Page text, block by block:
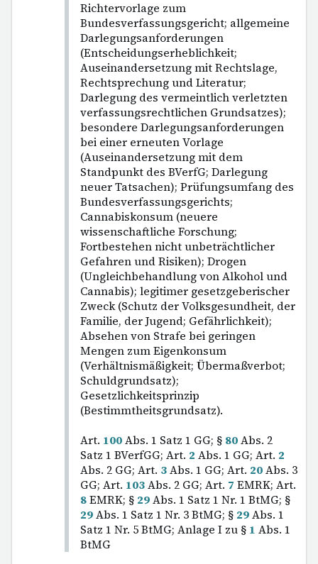
Richtervorlage zum
Bundesverfassungsgericht; allgemeine
Darlegungsanforderungen
(Entscheidungserheblichkeit;
Auseinandersetzung mit Rechtslage,
Rechtsprechung und Literatur;
Darlegung des vermeintlich verletzten
verfassungsrechtlichen Grundsatzes);
besondere Darlegungsanforderungen
bei einer erneuten Vorlage
(Auseinandersetzung mit dem
Standpunkt des BVerfG; Darlegung
neuer Tatsachen); Prüfungsumfang des
Bundesverfassungsgerichts;
Cannabiskonsum (neuere
wissenschaftliche Forschung;
Fortbestehen nicht unbeträchtlicher
Gefahren und Risiken); Drogen
(Ungleichbehandlung von Alkohol und
Cannabis); legitimer gesetzgeberischer
Zweck (Schutz der Volksgesundheit, der
Familie, der Jugend; Gefährlichkeit);
Absehen von Strafe bei geringen
Mengen zum Eigenkonsum
(Verhältnismäßigkeit; Übermaßverbot;
Schuldgrundsatz);
Gesetzlichkeitsprinzip
(Bestimmtheitsgrundsatz).
Art. 100Abs. 1 Satz 1 GG; § 80Abs. 2
Satz 1 BVerfGG; Art. 2 Abs. 1 GG; Art. 2
Abs. 2 GG; Art. 3Abs. 1 GG; Art. 20Abs. 3
GG; Art. 103Abs. 2 GG; Art. 7 EMRK; Art.
8EMRK; § 29Abs. 1 Satz 1 Nr. 1 BtMG; §
29Abs. 1 Satz 1 Nr. 3 BtMG; § 29Abs. 1
Satz 1 Nr. 5 BtMG; Anlage I zu § 1 Abs. 1
BtMG